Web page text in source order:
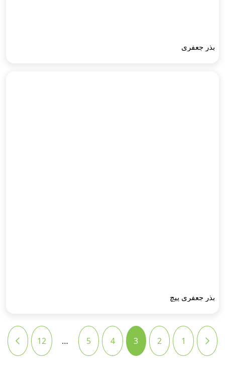
بذر جعفری
بذر جعفری پیچ
1
2
3
4
5
…
12